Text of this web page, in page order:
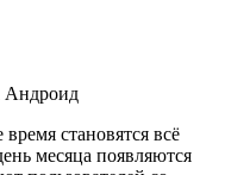
Андроид
время становятся всё
месяца появляются